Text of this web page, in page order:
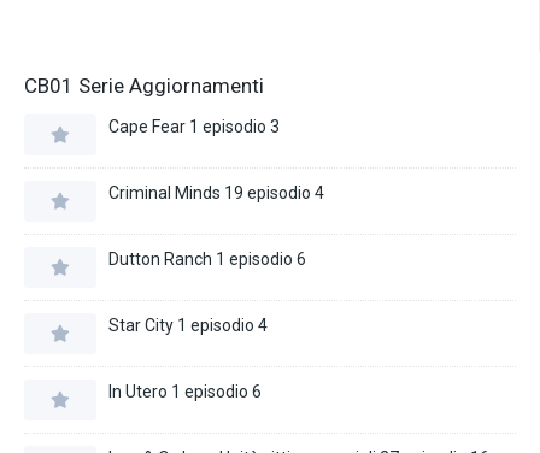
CB01 Serie Aggiornamenti
Cape Fear 1 episodio 3
Criminal Minds 19 episodio 4
Dutton Ranch 1 episodio 6
Star City 1 episodio 4
In Utero 1 episodio 6